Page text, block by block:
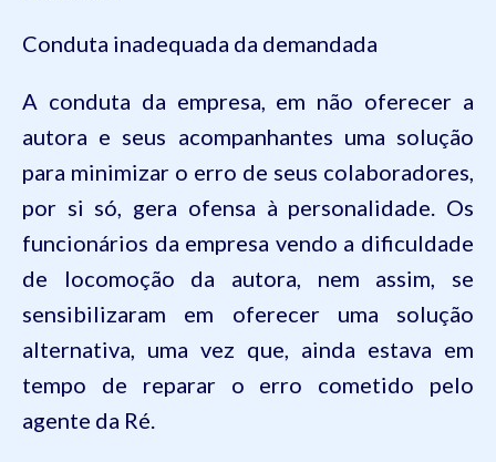
Conduta inadequada da demandada
A conduta da empresa, em não oferecer a
autora e seus acompanhantes uma solução
para minimizar o erro de seus colaboradores,
por si só, gera ofensa à personalidade. Os
funcionários da empresa vendo a dificuldade
de locomoção da autora, nem assim, se
sensibilizaram em oferecer uma solução
alternativa, uma vez que, ainda estava em
tempo de reparar o erro cometido pelo
agente da Ré.